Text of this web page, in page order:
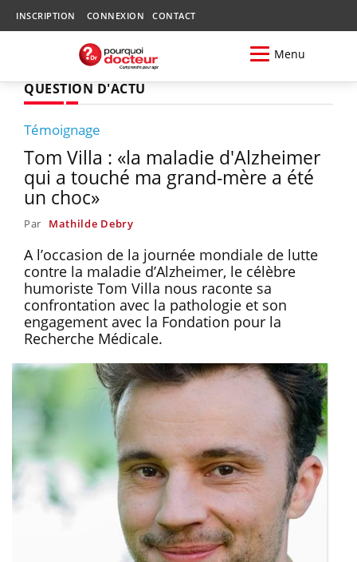
INSCRIPTION CONNEXION CONTACT
Menu
QUESTION D'ACTU
Témoignage
Tom Villa : «la maladie d'Alzheimer
qui a touché ma grand-mère a été
un choc»
Par Mathilde Debry
A l’occasion de la journée mondiale de lutte
contre la maladie d’Alzheimer, le célèbre
humoriste Tom Villa nous raconte sa
confrontation avec la pathologie et son
engagement avec la Fondation pour la
Recherche Médicale.